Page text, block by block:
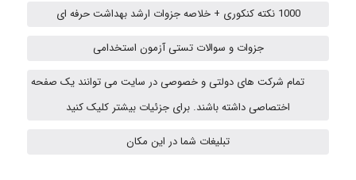
A.balandeh
1000 نکته کنکوری + خلاصه جزوات ارشد بهداشت حرفه ای
جزوات و سوالات تستی آزمون استخدامی
تمام شرکت های دولتی و خصوصی در سایت می توانند یک صفحه
اختصاصی داشته باشند. برای جزئیات بیشتر کلیک کنید
تبلیغات شما در این مکان